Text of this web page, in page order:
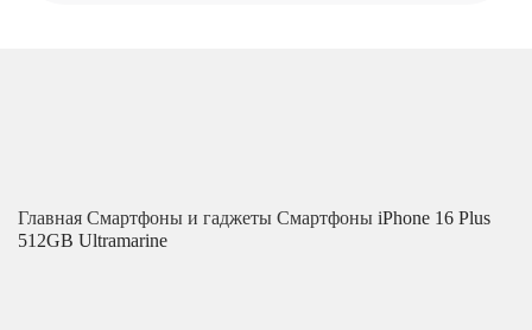
Главная Смартфоны и гаджеты Смартфоны iPhone 16 Plus
512GB Ultramarine